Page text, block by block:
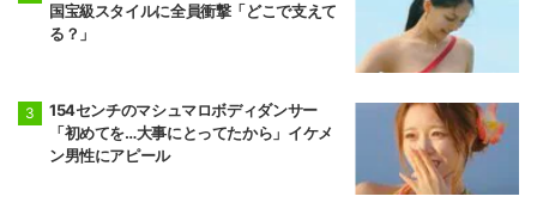
国宝級スタイルに全員衝撃「どこで支えて
る？」
154センチのマシュマロボディダンサー
「初めてを…大事にとってたから」イケメ
ン男性にアピール